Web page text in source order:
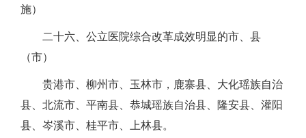
施）
二十六、公立医院综合改革成效明显的市、县
（市）
贵港市、柳州市、玉林市，鹿寨县、大化瑶族自治
县、北流市、平南县、恭城瑶族自治县、隆安县、灌阳
县、岑溪市、桂平市、上林县。